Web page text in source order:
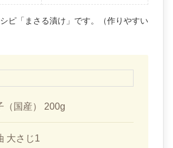
ピ「まさる漬け」です。（作りやすい
（国産） 200g
大さじ1